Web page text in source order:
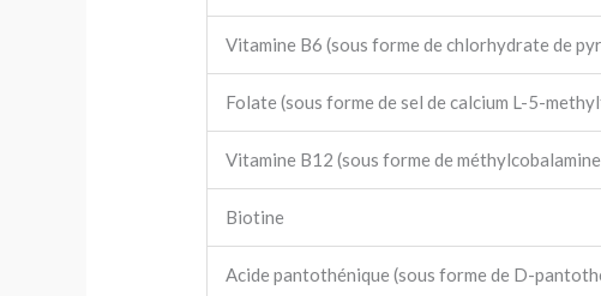
Vitamine B6 (sous forme de chlorhydrate de
Folate (sous forme de sel de calcium L-5-
Vitamine B12 (sous forme de
Biotine
Acide pantothénique (sous forme de D-